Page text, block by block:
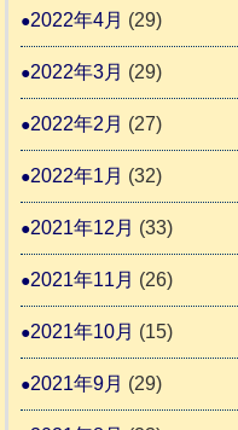
2022年4月 (29)
2022年3月 (29)
2022年2月 (27)
2022年1月 (32)
2021年12月 (33)
2021年11月 (26)
2021年10月 (15)
2021年9月 (29)